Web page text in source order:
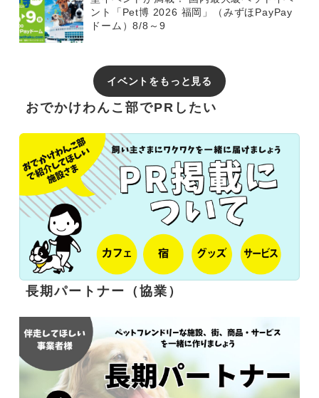
ント「Pet博 2026 福岡」（みずほPayPay
ドーム）8/8～9
イベントをもっと見る
おでかけわんこ部でPRしたい
長期パートナー（協業）